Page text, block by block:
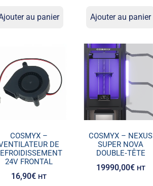
au panier Ajouter au panier
COSMYX –
DE
24V FRONTAL
16,90€ HT
COSMYX – NEXUS
SUPER NOVA
DOUBLE‑TÊTE
19990,00€ HT